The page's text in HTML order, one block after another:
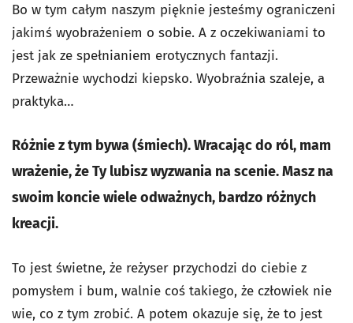
Bo w tym całym naszym pięknie jesteśmy ograniczeni
jakimś wyobrażeniem o sobie. A z oczekiwaniami to
jest jak ze spełnianiem erotycznych fantazji.
Przeważnie wychodzi kiepsko. Wyobraźnia szaleje, a
praktyka…
Różnie z tym bywa (śmiech). Wracając do ról, mam
wrażenie, że Ty lubisz wyzwania na scenie. Masz na
swoim koncie wiele odważnych, bardzo różnych
kreacji.
To jest świetne, że reżyser przychodzi do ciebie z
pomysłem i bum, walnie coś takiego, że człowiek nie
wie, co z tym zrobić. A potem okazuje się, że to jest